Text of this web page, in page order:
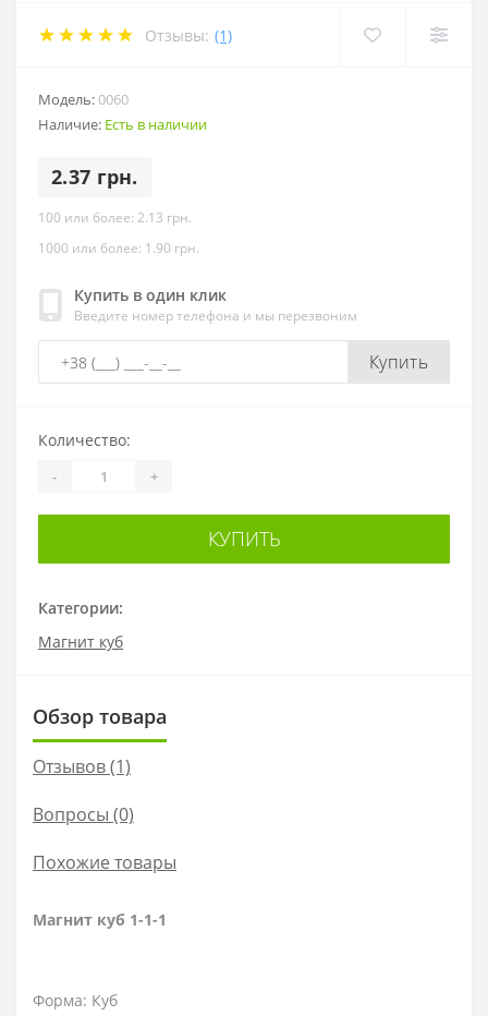
Отзывы: (1)
Модель:0060
Наличие: Есть в наличии
2.37 грн.
100 или более: 2.13 грн.
1000 или более: 1.90 грн.
Купить в один клик
Введите номер телефона и мы перезвоним
Купить
Категории:
Магнит куб
Количество:
- +
КУПИТЬ
Обзор товара
Отзывов (1)
Вопросы (0)
Похожие товары
Магнит куб 1-1-1
Форма: Куб